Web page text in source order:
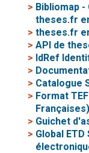
> Bibliomap
theses.fr
>theses.fr
>API de
> IdRef
>
> Catalogue
> Format
Françaises)
> Guichet
> Global